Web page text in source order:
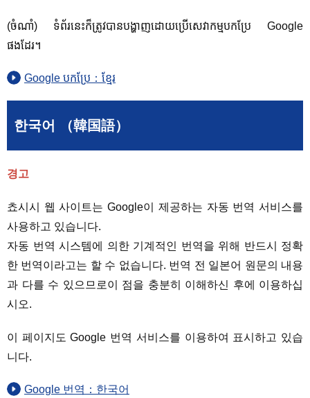
(ចំណាំ) ទំព័រនេះក៏ត្រូវបានបង្ហាញដោយប្រើសេវាកម្មបកប្រែ Google
ផងដែរ។
Google បកប្រែ：ខ្មែរ
한국어 （韓国語）
경고
쵸시시 웹 사이트는 Google이 제공하는 자동 번역 서비스를
사용하고 있습니다.
자동 번역 시스템에 의한 기계적인 번역을 위해 반드시 정확
한 번역이라고는 할 수 없습니다. 번역 전 일본어 원문의 내용
과 다를 수 있으므로이 점을 충분히 이해하신 후에 이용하십
시오.
이 페이지도 Google 번역 서비스를 이용하여 표시하고 있습
니다.
Google 번역：한국어